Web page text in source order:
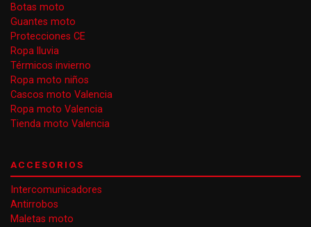
Botas moto
Guantes moto
Protecciones CE
Ropa lluvia
Térmicos invierno
Ropa moto niños
Cascos moto Valencia
Ropa moto Valencia
Tienda moto Valencia
ACCESORIOS
Intercomunicadores
Antirrobos
Maletas moto